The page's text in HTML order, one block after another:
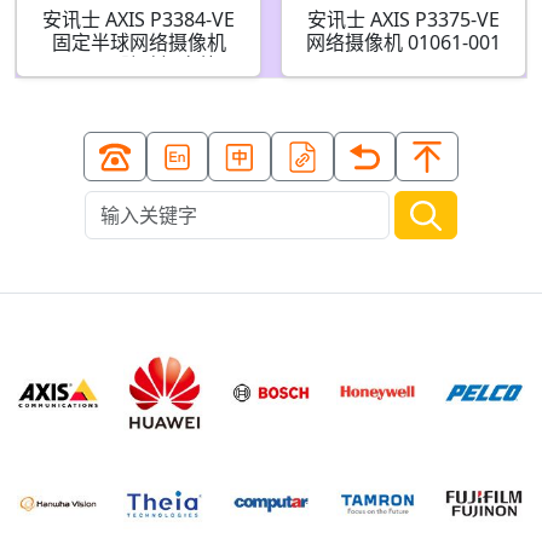
安讯士 AXIS P3384-VE
固定半球网络摄像机
1.3MP 防破坏室外
安讯士 AXIS P3375-VE
网络摄像机 01061-001